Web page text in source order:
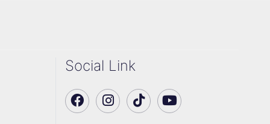
Social Link